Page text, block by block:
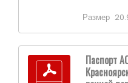
Размер
Паспорт